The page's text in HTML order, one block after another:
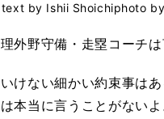
by Ishii Shoichiphoto
外野守備・走塁コーチは
いけない細かい約束事は
本当に言うことがない